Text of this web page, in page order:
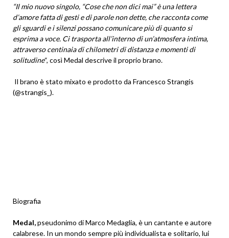
“Il mio nuovo singolo, “Cose che non dici mai” è una lettera
d’amore fatta di gesti e di parole non dette, che racconta come
gli sguardi e i silenzi possano comunicare più di quanto si
esprima a voce. Ci trasporta all’interno di un’atmosfera intima,
attraverso centinaia di chilometri di distanza e momenti di
solitudine“, così Medal descrive il proprio brano.
Il brano è stato mixato e prodotto da Francesco Strangis
(@strangis_).
Biografia
Medal,pseudonimo di Marco Medaglia, è un cantante e autore
calabrese. In un mondo sempre più individualista e solitario, lui